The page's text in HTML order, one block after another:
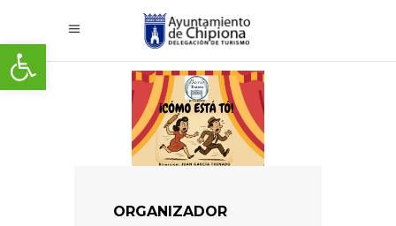
Abrir barra de herramientas
ORGANIZADOR